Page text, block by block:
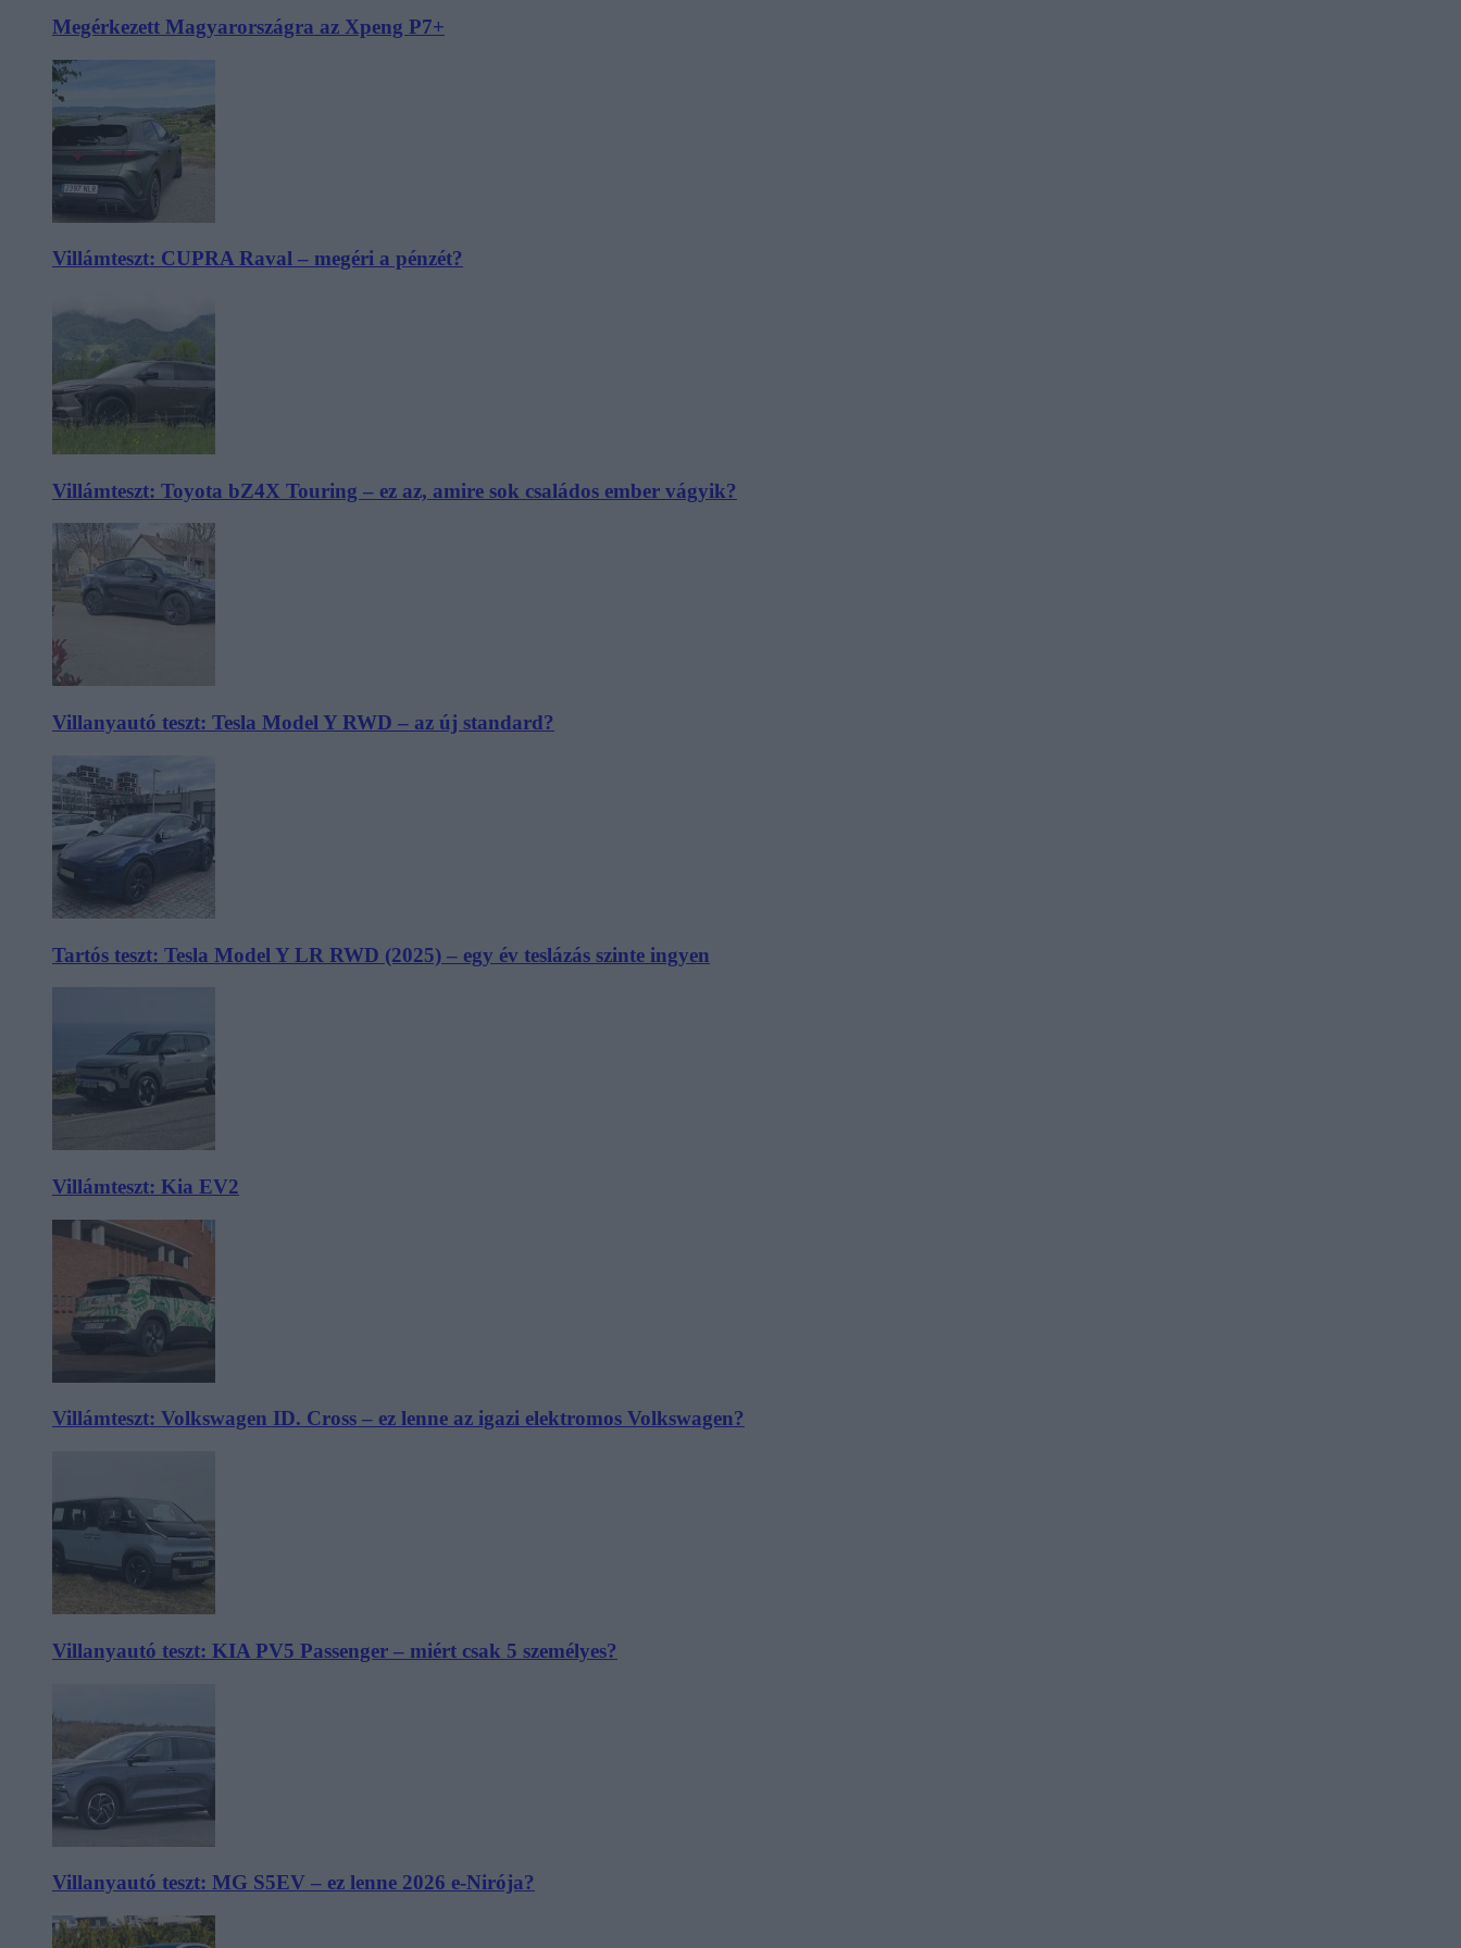
Megérkezett Magyarországra az Xpeng P7+
Villámteszt: CUPRA Raval – megéri a pénzét?
Villámteszt: Toyota bZ4X Touring – ez az, amire sok családos ember vágyik?
Villanyautó teszt: Tesla Model Y RWD – az új standard?
Tartós teszt: Tesla Model Y LR RWD (2025) – egy év teslázás szinte ingyen
Villámteszt: Kia EV2
Villámteszt: Volkswagen ID. Cross – ez lenne az igazi elektromos Volkswagen?
Villanyautó teszt: KIA PV5 Passenger – miért csak 5 személyes?
Villanyautó teszt: MG S5EV – ez lenne 2026 e-Nirója?